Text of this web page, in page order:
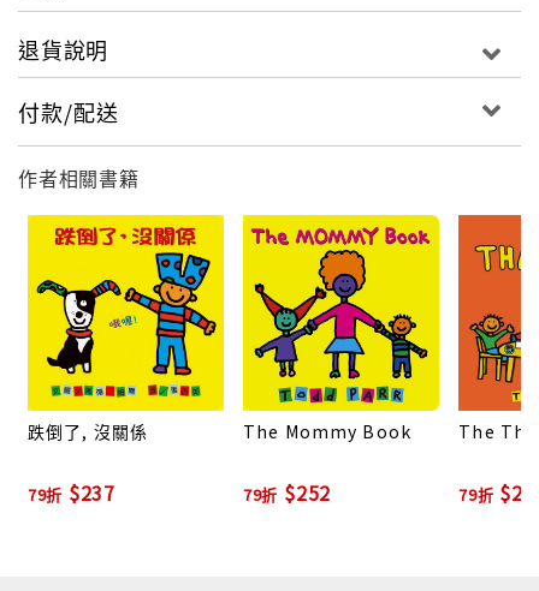
退貨說明
付款/配送
作者相關書籍
跌倒了, 沒關係
79折 $237
The Mommy Book
79折 $252
The
79折